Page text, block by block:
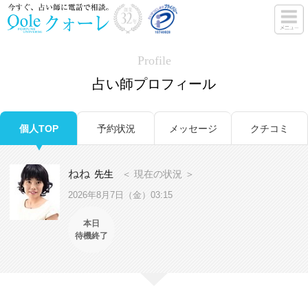
Profile
占い師プロフィール
個人TOP 予約状況 メッセージ クチコミ
ねね 先生 ＜ 現在の状況 ＞
2026年8月7日（金）03:15
本日
待機終了